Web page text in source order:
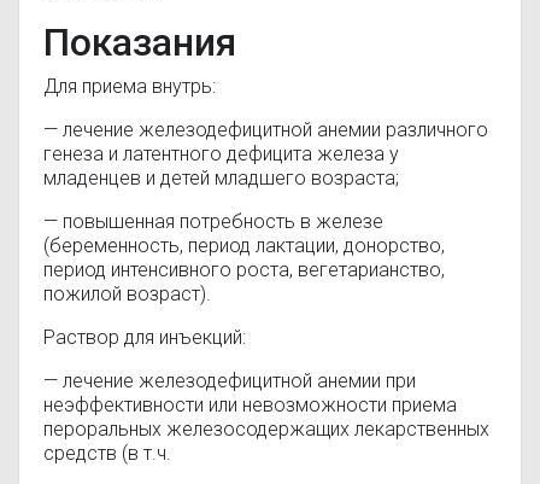
Показания
Для приема внутрь:
— лечение железодефицитной анемии различного
генеза и латентного дефицита железа у
младенцев и детей младшего возраста;
— повышенная потребность в железе
(беременность, период лактации, донорство,
период интенсивного роста, вегетарианство,
пожилой возраст).
Раствор для инъекций:
— лечение железодефицитной анемии при
неэффективности или невозможности приема
пероральных железосодержащих лекарственных
средств (в т.ч.